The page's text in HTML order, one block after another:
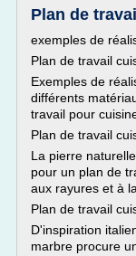
Plan de
exemples de
Plan de travail
Exemples de
différents
travail pour
Plan de travail
La pierre
pour un plan de
aux rayures et à
Plan de travail
D'inspiration
marbre procure